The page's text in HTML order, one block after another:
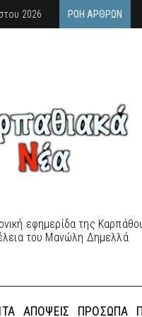
2026 ΡΟΉ ΆΡΘΡΩΝ
εφημερίδα της
του Μανώλη Δημελλά
ΑΠΌΨΕΙΣ ΠΡΌΣΩΠΑ